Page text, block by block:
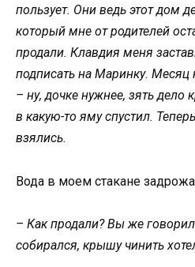
пользует. Они ведь этот дом
который мне от родителей
продали. Клавдия меня
подписать на Маринку. Месяц
– ну, дочке нужнее, зять дело
в какую-то яму спустил.
взялись.
Вода в моем стакане
– Как продали? Вы же
собирался, крышу чинить